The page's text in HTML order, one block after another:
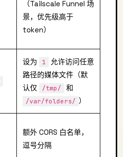
（Tailscale Funnel 场
景，优先级高于
token）
设为 1
允许访问任意
路径的媒体文件（默
认仅
/tmp/ 和
/var/folders/ ）
额外 CORS 白名单，
逗号分隔